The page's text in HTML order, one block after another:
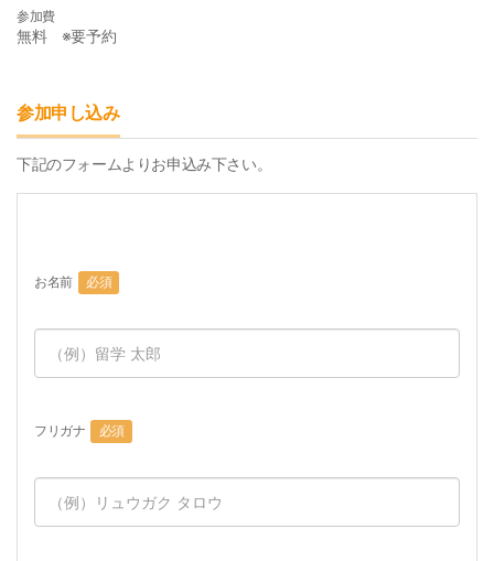
参加費
無料 ※要予約
参加申し込み
下記のフォームよりお申込み下さい。
お名前 必須
フリガナ 必須